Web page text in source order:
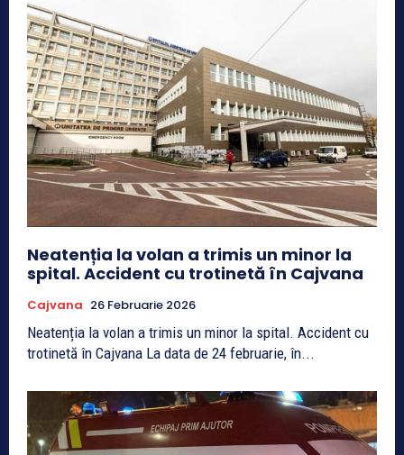
Neatenția la volan a trimis un minor la
spital. Accident cu trotinetă în Cajvana
Cajvana 26 Februarie 2026
Neatenția la volan a trimis un minor la spital. Accident cu
trotinetă în Cajvana La data de 24 februarie, în...